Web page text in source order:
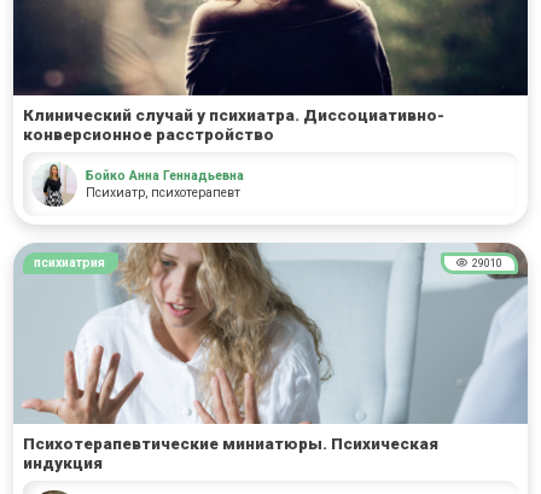
Клинический случай у психиатра. Диссоциативно-
конверсионное расстройство
Бойко Анна Геннадьевна
Психиатр, психотерапевт
психиатрия 29010
Психотерапевтические миниатюры. Психическая
индукция